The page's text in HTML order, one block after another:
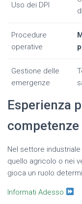
Uso dei DPI
Procedure
operative
Gestione delle
emergenze
Esperienza
Nel settore
quello agricolo o nei
gioca un ruolo
Informati Adesso